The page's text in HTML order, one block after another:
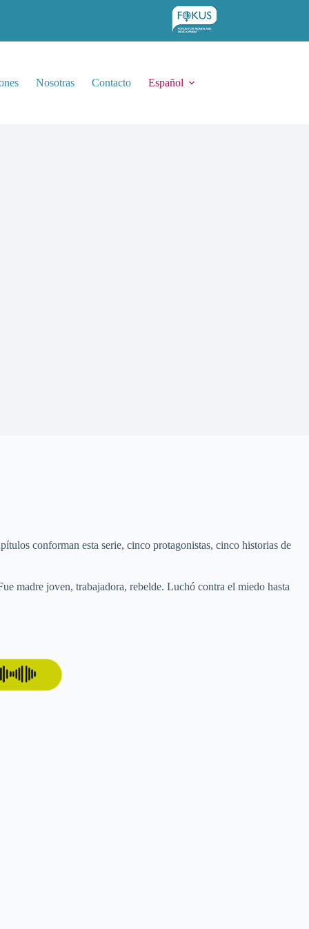
Nosotras Contacto Español
conforman esta serie, cinco protagonistas, cinco historias de
madre joven, trabajadora, rebelde. Luchó contra el miedo hasta